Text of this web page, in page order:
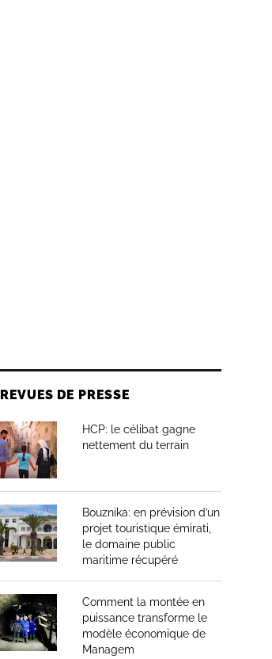
REVUES DE PRESSE
HCP: le célibat gagne
nettement du terrain
Bouznika: en prévision d’un
projet touristique émirati,
le domaine public
maritime récupéré
Comment la montée en
puissance transforme le
modèle économique de
Managem